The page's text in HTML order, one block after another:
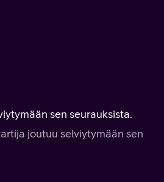
sen seurauksista.
joutuu selviytymään sen